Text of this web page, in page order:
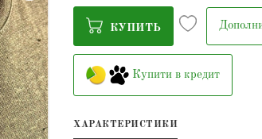
КУПИТЬ
Купити в кредит
ХАРАКТЕРИСТИКИ